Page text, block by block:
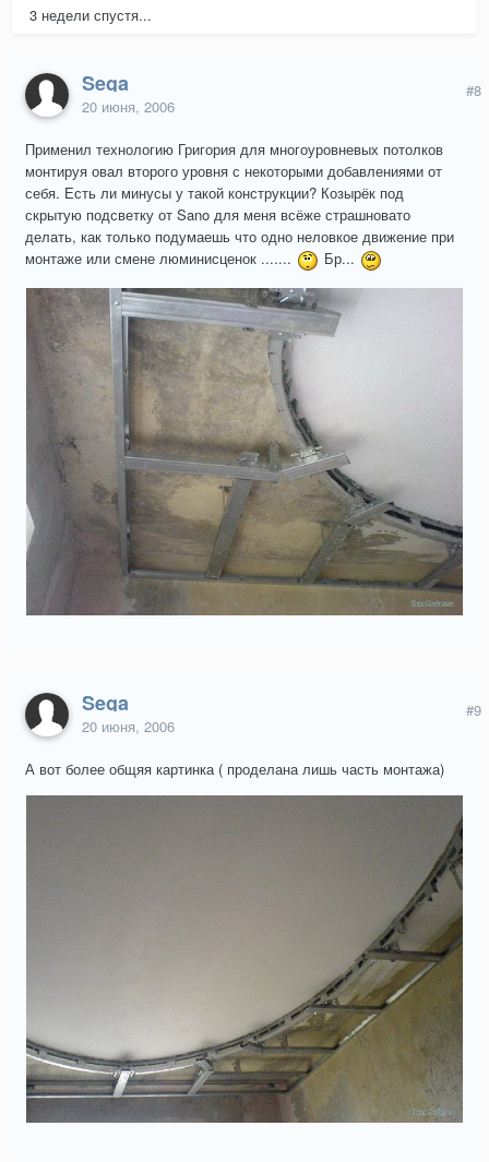
3 недели спустя...
Sega
20 июня, 2006
#8
Применил технологию Григория для многоуровневых потолков
монтируя овал второго уровня с некоторыми добавлениями от
себя. Есть ли минусы у такой конструкции? Козырёк под
скрытую подсветку от Sano для меня всёже страшновато
делать, как только подумаешь что одно неловкое движение при
монтаже или смене люминисценок .......
Бр...
Sega
20 июня, 2006
#9
А вот более общяя картинка ( проделана лишь часть монтажа)